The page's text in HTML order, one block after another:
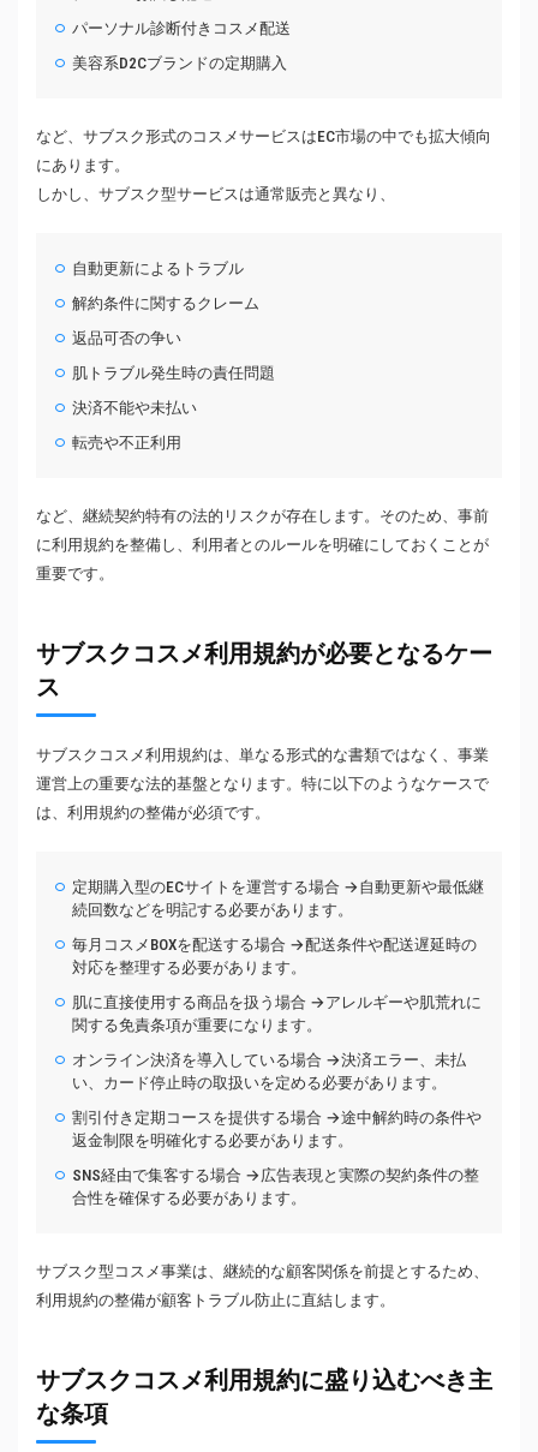
パーソナル診断付きコスメ配送
美容系D2Cブランドの定期購入
など、サブスク形式のコスメサービスはEC市場の中でも拡大傾向
にあります。
しかし、サブスク型サービスは通常販売と異なり、
自動更新によるトラブル
解約条件に関するクレーム
返品可否の争い
肌トラブル発生時の責任問題
決済不能や未払い
転売や不正利用
など、継続契約特有の法的リスクが存在します。そのため、事前
に利用規約を整備し、利用者とのルールを明確にしておくことが
重要です。
サブスクコスメ利用規約が必要となるケー
ス
サブスクコスメ利用規約は、単なる形式的な書類ではなく、事業
運営上の重要な法的基盤となります。特に以下のようなケースで
は、利用規約の整備が必須です。
定期購入型のECサイトを運営する場合 →自動更新や最低継
続回数などを明記する必要があります。
毎月コスメBOXを配送する場合 →配送条件や配送遅延時の
対応を整理する必要があります。
肌に直接使用する商品を扱う場合 →アレルギーや肌荒れに
関する免責条項が重要になります。
オンライン決済を導入している場合 →決済エラー、未払
い、カード停止時の取扱いを定める必要があります。
割引付き定期コースを提供する場合 →途中解約時の条件や
返金制限を明確化する必要があります。
SNS経由で集客する場合 →広告表現と実際の契約条件の整
合性を確保する必要があります。
サブスク型コスメ事業は、継続的な顧客関係を前提とするため、
利用規約の整備が顧客トラブル防止に直結します。
サブスクコスメ利用規約に盛り込むべき主
な条項